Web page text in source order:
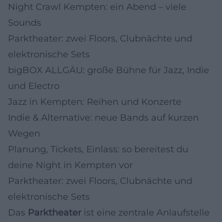
Night Crawl Kempten: ein Abend – viele
Sounds
Parktheater: zwei Floors, Clubnächte und
elektronische Sets
bigBOX ALLGÄU: große Bühne für Jazz, Indie
und Electro
Jazz in Kempten: Reihen und Konzerte
Indie & Alternative: neue Bands auf kurzen
Wegen
Planung, Tickets, Einlass: so bereitest du
deine Night in Kempten vor
Parktheater: zwei Floors, Clubnächte und
elektronische Sets
Das Parktheater ist eine zentrale Anlaufstelle